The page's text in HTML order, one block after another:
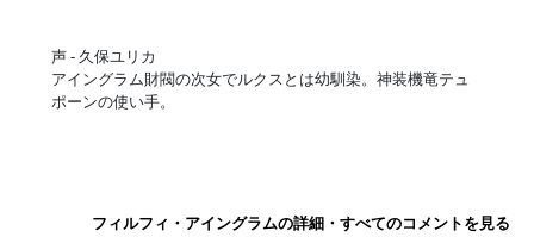
声 - 久保ユリカ
アイングラム財閥の次女でルクスとは幼馴染。神装機竜テュ
ポーンの使い手。
フィルフィ・アイングラムの詳細・すべてのコメントを見る